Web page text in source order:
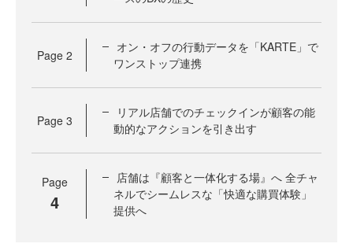
Page 2
オン・オフの行動データを「KARTE」で
ワンストップ連携
Page 3
リアル店舗でのチェックインが顧客の能
動的なアクションを引き出す
Page
4
店舗は『顧客と一体化する場』へ 全チャ
ネルでシームレスな「快適な購買体験」
提供へ